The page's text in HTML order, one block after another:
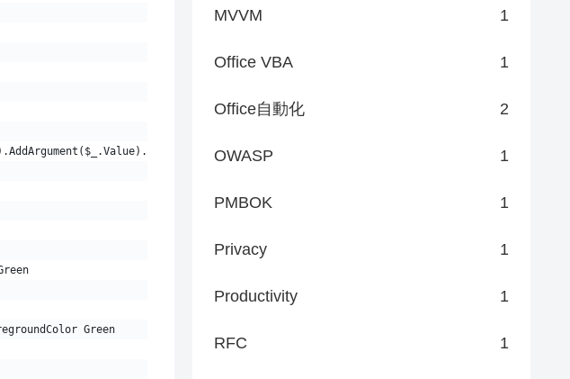
Green
MVVM 1
Office VBA 1
Office自動化 2
OWASP 1
PMBOK 1
Privacy 1
Productivity 1
RFC 1